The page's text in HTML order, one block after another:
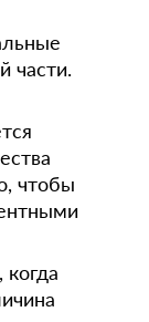
части.
чтобы